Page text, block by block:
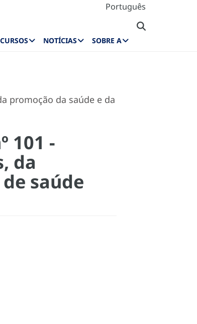
Português
NOTÍCIAS SOBRE A
promoção da saúde e da
101 -
da
saúde